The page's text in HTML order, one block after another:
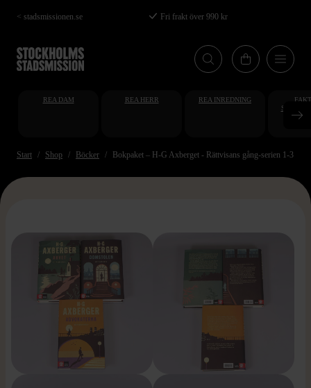
Hoppa
till
huvudinnehåll
< stadsmissionen.se Fri frakt över 990 kr
REA DAM REA HERR REA INREDNING
Start Shop Böcker Bokpaket – H-G Axberget - Rättvisans gång-serien 1-3
>